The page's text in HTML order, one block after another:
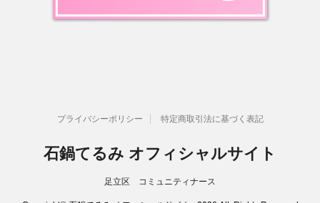
プライバシーポリシー 特定商取引法に基づく表記
石鍋てるみ オフィシャルサイト
足立区 コミュニティナース